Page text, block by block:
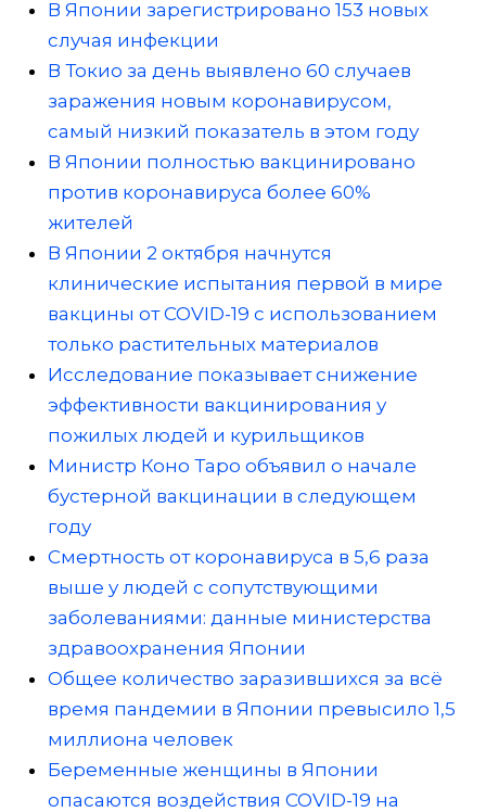
В Японии зарегистрировано 153 новых
случая инфекции
В Токио за день выявлено 60 случаев
заражения новым коронавирусом,
самый низкий показатель в этом году
В Японии полностью вакцинировано
против коронавируса более 60%
жителей
В Японии 2 октября начнутся
клинические испытания первой в мире
вакцины от COVID-19 с использованием
только растительных материалов
Исследование показывает снижение
эффективности вакцинирования у
пожилых людей и курильщиков
Министр Коно Таро объявил о начале
бустерной вакцинации в следующем
году
Смертность от коронавируса в 5,6 раза
выше у людей с сопутствующими
заболеваниями: данные министерства
здравоохранения Японии
Общее количество заразившихся за всё
время пандемии в Японии превысило 1,5
миллиона человек
Беременные женщины в Японии
опасаются воздействия COVID-19 на